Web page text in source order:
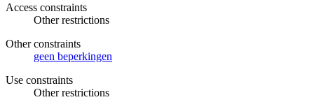
Access constraints
Other restrictions
Other constraints
geen beperkingen
Use constraints
Other restrictions